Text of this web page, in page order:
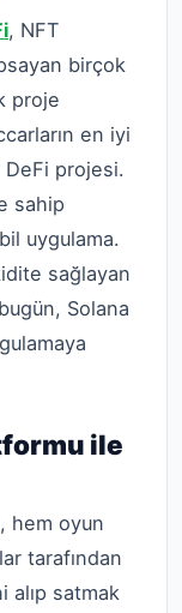
, NFT
birçok
proje
en iyi
DeFi projesi.
sahip
uygulama.
sağlayan
Solana
ile
hem oyun
tarafından
alıp satmak